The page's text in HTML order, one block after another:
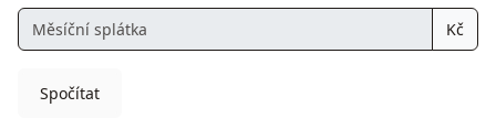
Kč
Spočítat